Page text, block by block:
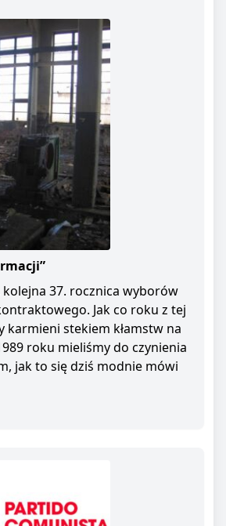
kolejna 37. rocznica wyborów
Jak co roku z tej
karmieni stekiem kłamstw na
roku mieliśmy do czynienia
jak to się dziś modnie mówi